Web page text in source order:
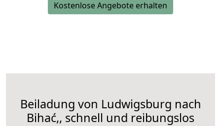
Kostenlose Angebote erhalten
Beiladung von Ludwigsburg nach
Bihać,, schnell und reibungslos